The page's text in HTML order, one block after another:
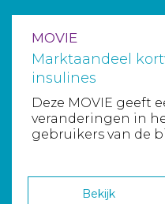
MOVIE
Marktaandeel
insulines
Deze MOVIE geeft
veranderingen in
gebruikers van de
Bekijk